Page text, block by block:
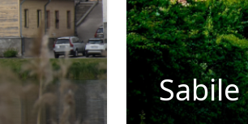
Sabile